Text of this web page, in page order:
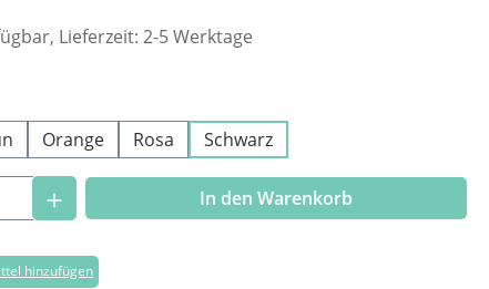
Lieferzeit: 2-5 Werktage
Orange Rosa Schwarz
Gib den gewünschten Wert
In den Warenkorb
hinzufügen